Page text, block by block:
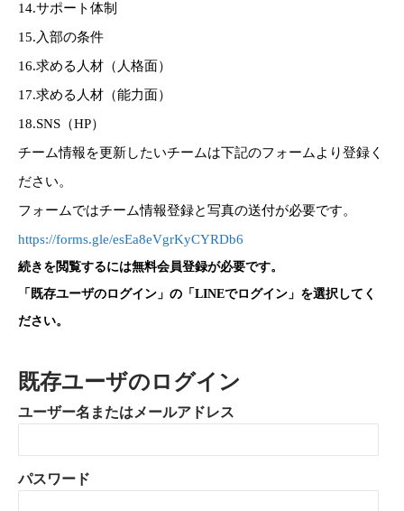
14.サポート体制
15.入部の条件
16.求める人材（人格面）
17.求める人材（能力面）
18.SNS（HP）
チーム情報を更新したいチームは下記のフォームより登録く
ださい。
フォームではチーム情報登録と写真の送付が必要です。
https://forms.gle/esEa8eVgrKyCYRDb6
続きを閲覧するには無料会員登録が必要です。
「既存ユーザのログイン」の「LINEでログイン」を選択してく
ださい。
既存ユーザのログイン
ユーザー名またはメールアドレス
パスワード